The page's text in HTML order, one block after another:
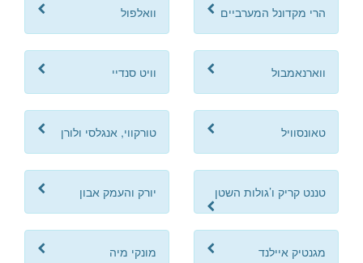
הרי מקדונל המערביים וואלפול
ווארנאמבול וויט סנדיי
טאונסוויל טורקווי, אנגלסי ולורן
טננט קריק ו’גולות השטן יורק והעמק אבון
מגנטיק איילנד מונקי מיה